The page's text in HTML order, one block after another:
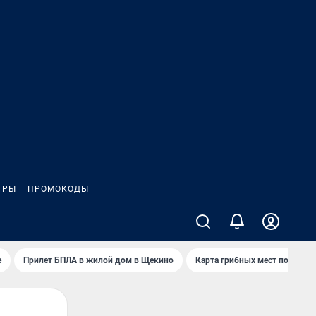
ПРОМОКОДЫ
Прилет БПЛА в жилой дом в Щекино Карта грибных мест под